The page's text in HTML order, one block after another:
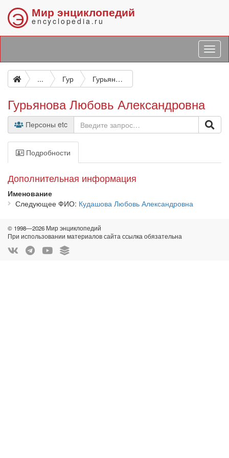
Э Мир энциклопедий
encyclopedia.ru
... Гур Гурьянова Любовь Александровна
Гурьянова Любовь Александровна
Персоны etc
Подробности
Дополнительная информация
Именование
Следующее ФИО Кудашова Любовь Александровна
© 1998—2026 Мир энциклопедий
При использовании материалов сайта ссылка обязательна